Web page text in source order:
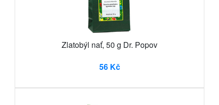
Zlatobýl nať, 50 g Dr. Popov
56 Kč